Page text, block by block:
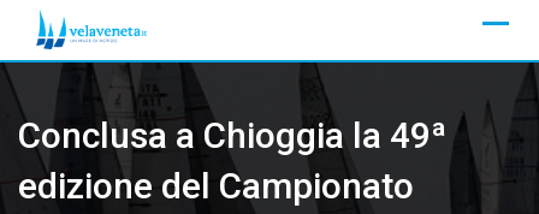
content
Conclusa a Chioggia la 49ª
edizione del Campionato